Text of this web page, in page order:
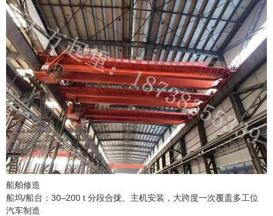
船舶修造
船坞/船台：30–200 t 分段合拢、主机安装，大跨度一次覆盖多工位
汽车制造